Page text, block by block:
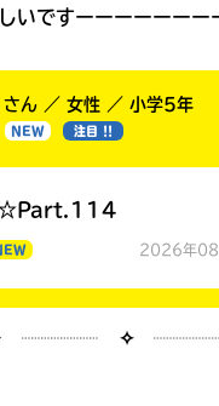
いですーーーーーーー
ん ／ 女性 ／ 小学5年
NEW 注目 !!
☆Part.114
2026年08
┈┈┈┈ ✧